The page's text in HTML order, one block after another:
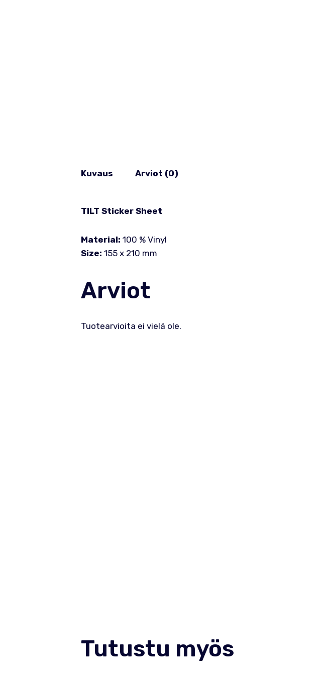
Kuvaus Arviot (0)
TILT Sticker Sheet
Material: 100 % Vinyl
Size: 155 x 210 mm
Arviot
Tuotearvioita ei vielä ole.
Tutustu myös